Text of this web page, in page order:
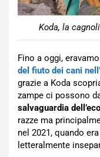
Koda, la
Fino a oggi,
del fiuto dei cani
grazie a Koda
zampe ci possono
salvaguardia
razze ma
nel 2021, quando
letteralmente